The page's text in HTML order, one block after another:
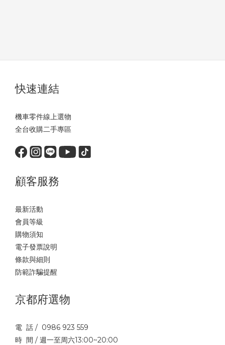
快速連結
機車零件線上選物
全台收購二手專區
顧客服務
最新活動
會員等級
購物須知
電子發票說明
條款與細則
防範詐騙提醒
京都府選物
電 話 / 0986 923 559
時 間 / 週一至周六13:00~20:00